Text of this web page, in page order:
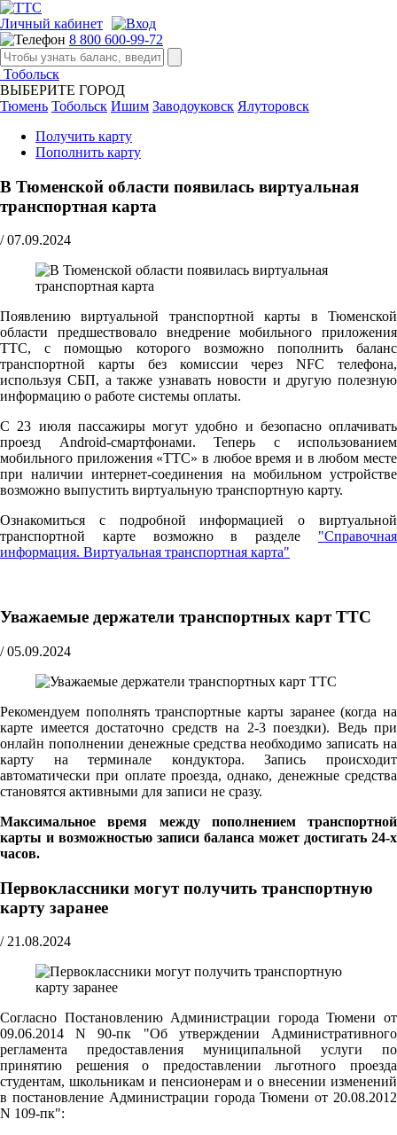
Личный кабинет
8 800 600-99-72
Тобольск
ВЫБЕРИТЕ ГОРОД
Тюмень Тобольск Ишим Заводоуковск Ялуторовск
Получить карту
Пополнить карту
В Тюменской области появилась виртуальная
транспортная карта
/ 07.09.2024
Появлению виртуальной транспортной карты в Тюменской
области предшествовало внедрение мобильного приложения
ТТС, с помощью которого возможно пополнить баланс
транспортной карты без комиссии через NFC телефона,
используя СБП, а также узнавать новости и другую полезную
информацию о работе системы оплаты.
С 23 июля пассажиры могут удобно и безопасно оплачивать
проезд Android-смартфонами. Теперь с использованием
мобильного приложения «ТТС» в любое время и в любом месте
при наличии интернет-соединения на мобильном устройстве
возможно выпустить виртуальную транспортную карту.
Ознакомиться с подробной информацией о виртуальной
транспортной карте возможно в разделе "Справочная
информация. Виртуальная транспортная карта"
Уважаемые держатели транспортных карт ТТС
/ 05.09.2024
Рекомендуем пополнять транспортные карты заранее (когда на
карте имеется достаточно средств на 2-3 поездки). Ведь при
онлайн пополнении денежные средства необходимо записать на
карту на терминале кондуктора. Запись происходит
автоматически при оплате проезда, однако, денежные средства
становятся активными для записи не сразу.
Максимальное время между пополнением транспортной
карты и возможностью записи баланса может достигать 24-х
часов.
Первоклассники могут получить транспортную
карту заранее
/ 21.08.2024
Согласно Постановлению Администрации города Тюмени от
09.06.2014 N 90-пк "Об утверждении Административного
регламента предоставления муниципальной услуги по
принятию решения о предоставлении льготного проезда
студентам, школьникам и пенсионерам и о внесении изменений
в постановление Администрации города Тюмени от 20.08.2012
N 109-пк":